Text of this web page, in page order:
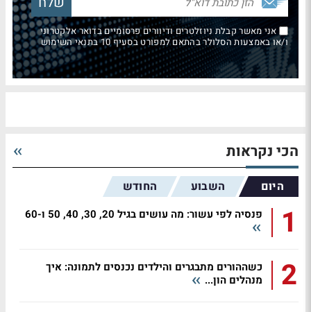
אני מאשר קבלת ניוזלטרים ודיוורים פרסומיים בדואר אלקטרוני
ו/או באמצעות הסלולר בהתאם למפורט בסעיף 10 בתנאי השימוש
הכי נקראות
היום השבוע החודש
1 פנסיה לפי עשור: מה עושים בגיל 20, 30, 40, 50 ו-60
2
כשההורים מתבגרים והילדים נכנסים לתמונה: איך
מנהלים הון...